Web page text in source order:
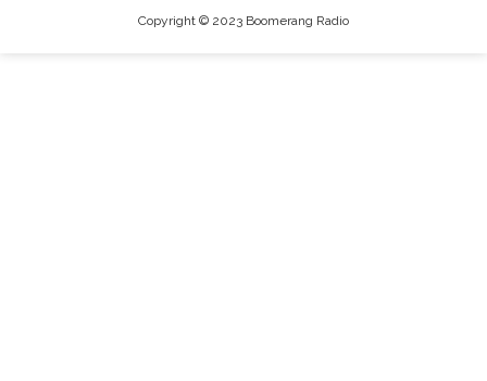
Copyright © 2023 Boomerang Radio